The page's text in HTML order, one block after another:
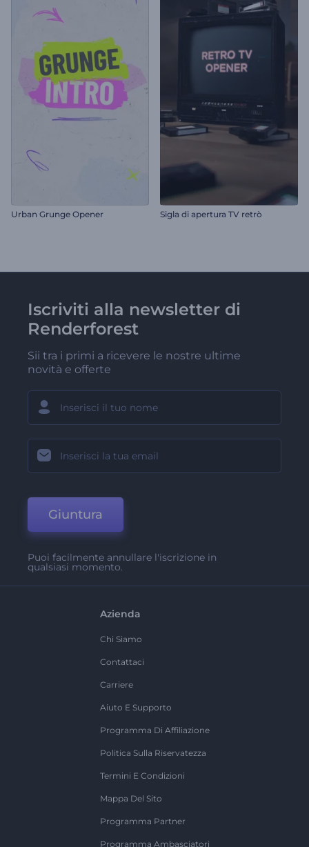
Urban Grunge Opener Sigla di apertura TV retrò
Iscriviti alla newsletter di
Renderforest
Sii tra i primi a ricevere le nostre ultime
novità e offerte
Giuntura
Puoi facilmente annullare l'iscrizione in
qualsiasi momento.
Azienda
Chi Siamo
Contattaci
Carriere
Aiuto E Supporto
Programma Di Affiliazione
Politica Sulla Riservatezza
Termini E Condizioni
Mappa Del Sito
Programma Partner
Programma Ambasciatori